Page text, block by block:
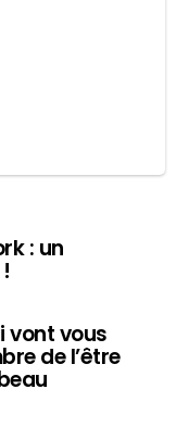
: un
vont vous
de l’être